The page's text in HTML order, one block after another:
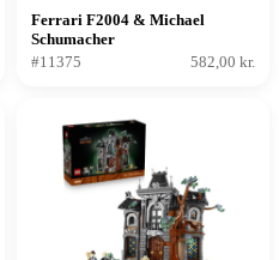
Ferrari F2004 & Michael
Schumacher
#11375
582,00 kr.